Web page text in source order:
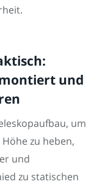
und
um
zu heben,
und
zu statischen